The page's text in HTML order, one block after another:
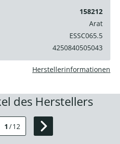
158212
Arat
ESSC065.5
4250840505043
Herstellerinformationen
des Herstellers
1 /12